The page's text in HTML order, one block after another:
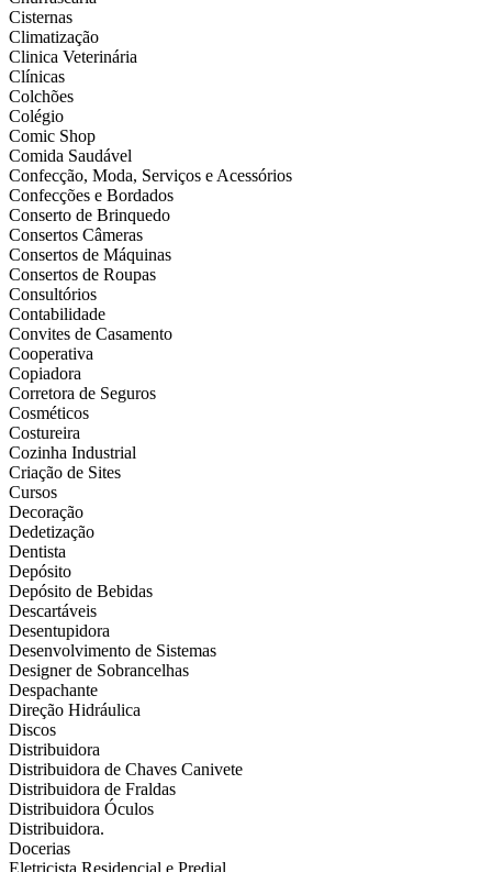
Cisternas
Climatização
Clinica Veterinária
Clínicas
Colchões
Colégio
Comic Shop
Comida Saudável
Confecção, Moda, Serviços e Acessórios
Confecções e Bordados
Conserto de Brinquedo
Consertos Câmeras
Consertos de Máquinas
Consertos de Roupas
Consultórios
Contabilidade
Convites de Casamento
Cooperativa
Copiadora
Corretora de Seguros
Cosméticos
Costureira
Cozinha Industrial
Criação de Sites
Cursos
Decoração
Dedetização
Dentista
Depósito
Depósito de Bebidas
Descartáveis
Desentupidora
Desenvolvimento de Sistemas
Designer de Sobrancelhas
Despachante
Direção Hidráulica
Discos
Distribuidora
Distribuidora de Chaves Canivete
Distribuidora de Fraldas
Distribuidora Óculos
Distribuidora.
Docerias